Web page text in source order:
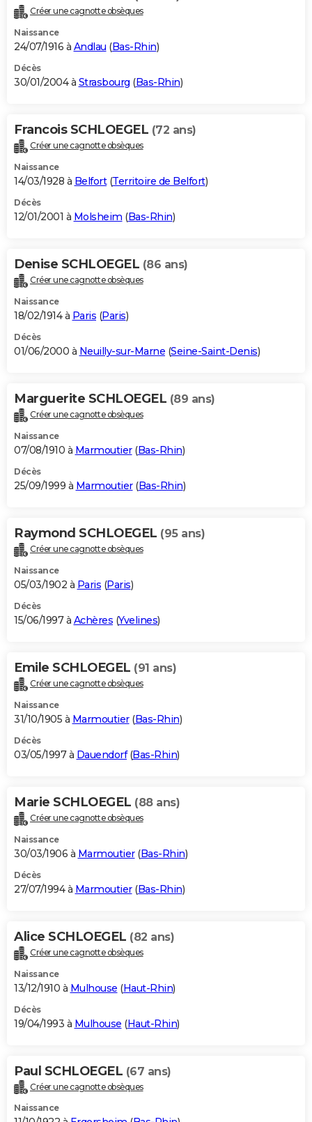
Créer une cagnotte obsèques
Naissance
24/07/1916 à Andlau (Bas-Rhin)
Décès
30/01/2004 à Strasbourg (Bas-Rhin)
Francois SCHLOEGEL (72 ans)
Créer une cagnotte obsèques
Naissance
14/03/1928 à Belfort(Territoire de Belfort)
Décès
12/01/2001 à Molsheim (Bas-Rhin)
Denise SCHLOEGEL (86 ans)
Créer une cagnotte obsèques
Naissance
18/02/1914 à Paris (Paris)
Décès
01/06/2000 à Neuilly-sur-Marne (Seine-Saint-Denis)
Marguerite SCHLOEGEL (89 ans)
Créer une cagnotte obsèques
Naissance
07/08/1910 à Marmoutier(Bas-Rhin)
Décès
25/09/1999 à Marmoutier(Bas-Rhin)
Raymond SCHLOEGEL (95 ans)
Créer une cagnotte obsèques
Naissance
05/03/1902 à Paris (Paris)
Décès
15/06/1997 à Achères (Yvelines)
Emile SCHLOEGEL (91 ans)
Créer une cagnotte obsèques
Naissance
31/10/1905 à Marmoutier(Bas-Rhin)
Décès
03/05/1997 à Dauendorf(Bas-Rhin)
Marie SCHLOEGEL (88 ans)
Créer une cagnotte obsèques
Naissance
30/03/1906 à Marmoutier(Bas-Rhin)
Décès
27/07/1994 à Marmoutier(Bas-Rhin)
Alice SCHLOEGEL (82 ans)
Créer une cagnotte obsèques
Naissance
13/12/1910 à Mulhouse (Haut-Rhin)
Décès
19/04/1993 à Mulhouse (Haut-Rhin)
Paul SCHLOEGEL (67 ans)
Créer une cagnotte obsèques
Naissance